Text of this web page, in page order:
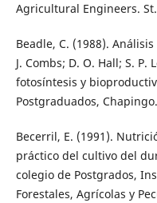
Agricultural Engineers.
Beadle, C. (1988).
J. Combs; D. O. Hall; S. P.
fotosíntesis y
Postgraduados,
Becerril, E. (1991).
práctico del cultivo del
colegio de Postgrados,
Forestales, Agrícolas y